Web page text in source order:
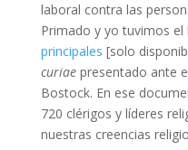
laboral contra las
Primado y yo tuvimos
principales [solo
curiaepresentado ante
Bostock. En ese
720 clérigos y líderes
nuestras creencias